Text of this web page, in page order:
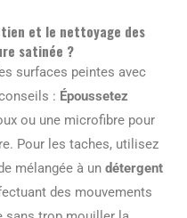
et le nettoyage des
satinée ?
surfaces peintes avec
: Époussetez
ou une microfibre pour
Pour les taches, utilisez
mélangée à un détergent
des mouvements